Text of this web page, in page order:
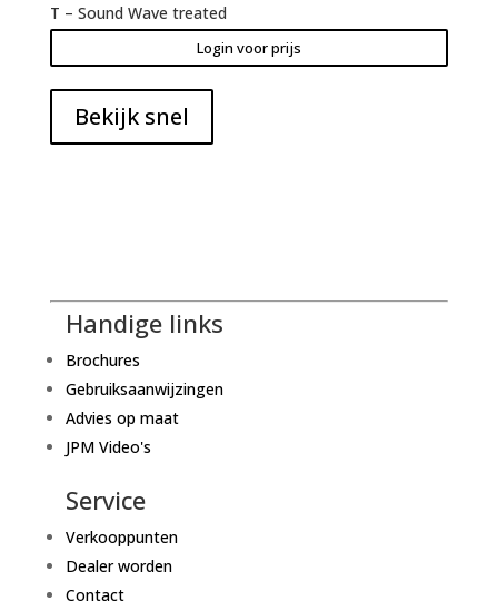
T – Sound Wave treated
Login voor prijs
Bekijk snel
Handige links
Brochures
Gebruiksaanwijzingen
Advies op maat
JPM Video's
Service
Verkooppunten
Dealer worden
Contact